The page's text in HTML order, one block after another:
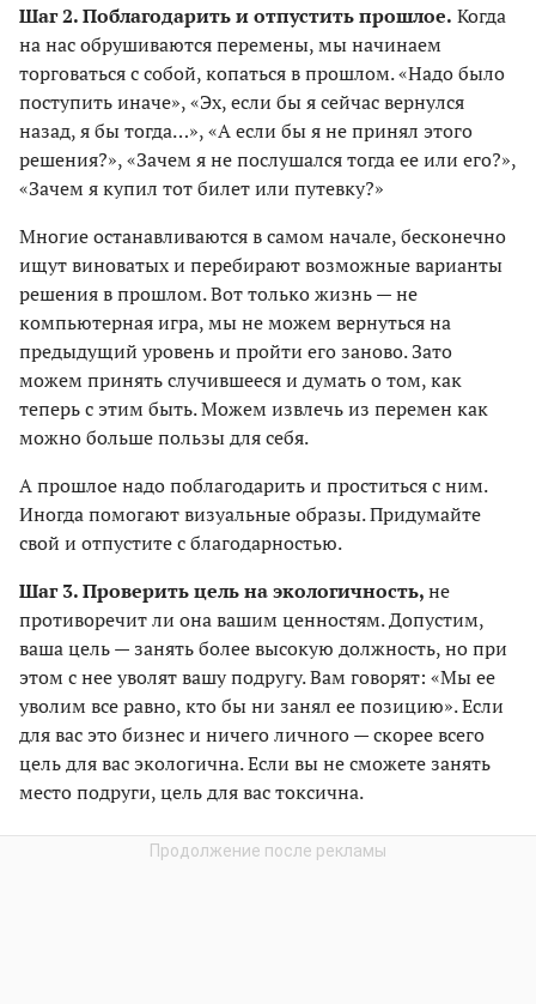
Шаг 2. Поблагодарить и отпустить прошлое. Когда
на нас обрушиваются перемены, мы начинаем
торговаться с собой, копаться в прошлом. «Надо было
поступить иначе», «Эх, если бы я сейчас вернулся
назад, я бы тогда…», «А если бы я не принял этого
решения?», «Зачем я не послушался тогда ее или его?»,
«Зачем я купил тот билет или путевку?»
Многие останавливаются в самом начале, бесконечно
ищут виноватых и перебирают возможные варианты
решения в прошлом. Вот только жизнь — не
компьютерная игра, мы не можем вернуться на
предыдущий уровень и пройти его заново. Зато
можем принять случившееся и думать о том, как
теперь с этим быть. Можем извлечь из перемен как
можно больше пользы для себя.
А прошлое надо поблагодарить и проститься с ним.
Иногда помогают визуальные образы. Придумайте
свой и отпустите с благодарностью.
Шаг 3. Проверить цель на экологичность,не
противоречит ли она вашим ценностям. Допустим,
ваша цель — занять более высокую должность, но при
этом с нее уволят вашу подругу. Вам говорят: «Мы ее
уволим все равно, кто бы ни занял ее позицию». Если
для вас это бизнес и ничего личного — скорее всего
цель для вас экологична. Если вы не сможете занять
место подруги, цель для вас токсична.